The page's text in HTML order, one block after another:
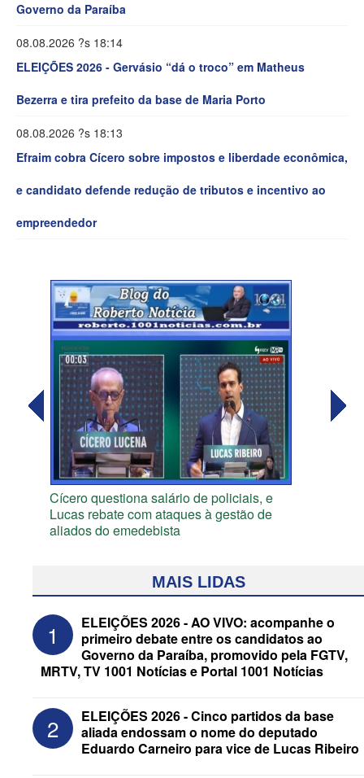
Governo da Paraíba
08.08.2026 ?s 18:14
ELEIÇÕES 2026 - Gervásio “dá o troco” em Matheus
Bezerra e tira prefeito da base de Maria Porto
08.08.2026 ?s 18:13
Efraim cobra Cícero sobre impostos e liberdade econômica,
e candidato defende redução de tributos e incentivo ao
empreendedor
Cícero questiona salário de policiais, e
Lucas rebate com ataques à gestão de
aliados do emedebista
MAIS LIDAS
1
ELEIÇÕES 2026 - AO VIVO: acompanhe o
primeiro debate entre os candidatos ao
Governo da Paraíba, promovido pela FGTV,
MRTV, TV 1001 Notícias e Portal 1001 Notícias
2
ELEIÇÕES 2026 - Cinco partidos da base
aliada endossam o nome do deputado
Eduardo Carneiro para vice de Lucas Ribeiro